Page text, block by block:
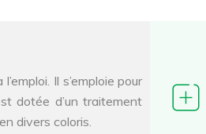
Il s’emploie pour
dotée d’un traitement
divers coloris.